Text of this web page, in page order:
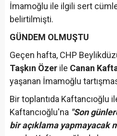
İmamoğlu ile ilgili sert
belirtilmişti.
GÜNDEM OLMUŞTU
Geçen hafta, CHP
Taşkın Özer ile Canan
yaşanan İmamoğlu
Bir toplantıda Kaftancıoğlu
Kaftancıoğlu'na "Son
bir açıklama yapmayacak